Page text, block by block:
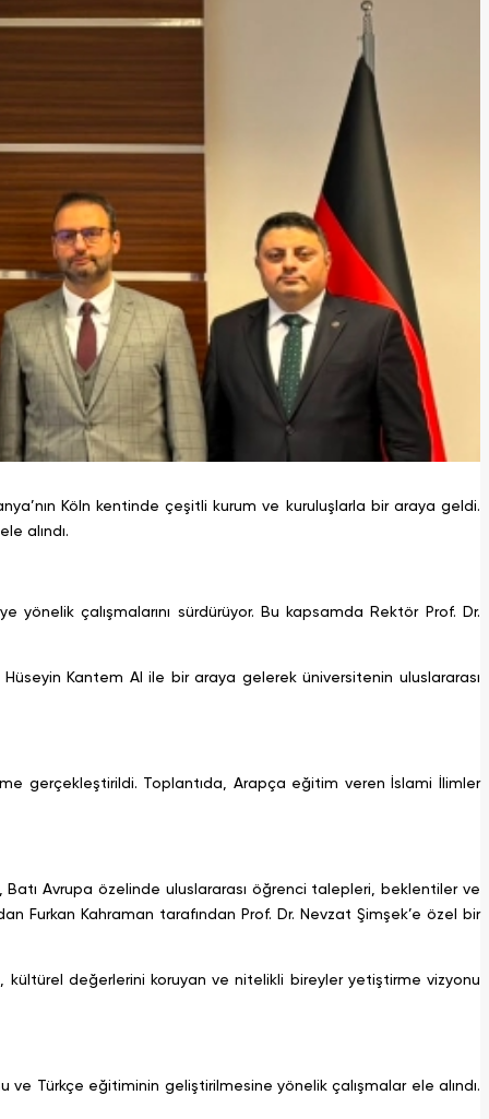
Köln kentinde çeşitli kurum ve kuruluşlarla bir araya geldi.
alındı.
çalışmalarını sürdürüyor. Bu kapsamda Rektör Prof. Dr.
Kantem Al ile bir araya gelerek üniversitenin uluslararası
gerçekleştirildi. Toplantıda, Arapça eğitim veren İslami İlimler
Batı Avrupa özelinde uluslararası öğrenci talepleri, beklentiler ve
Furkan Kahraman tarafından Prof. Dr. Nevzat Şimşek’e özel bir
kültürel değerlerini koruyan ve nitelikli bireyler yetiştirme vizyonu
ve Türkçe eğitiminin geliştirilmesine yönelik çalışmalar ele alındı.